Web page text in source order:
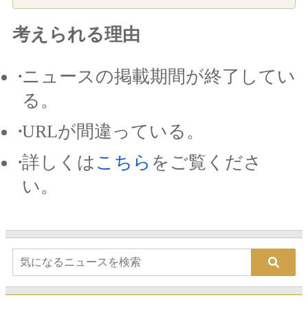
考えられる理由
ニュースの掲載期間が終了してい
る。
URLが間違っている。
詳しくは こちら をご覧くださ
い。